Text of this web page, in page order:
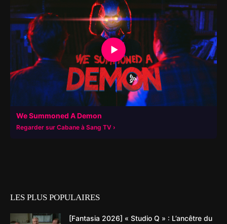
▶
We Summoned A Demon
Regarder sur Cabane à Sang TV
LES PLUS POPULAIRES
[Fantasia 2026] « Studio Q » : L’ancêtre du